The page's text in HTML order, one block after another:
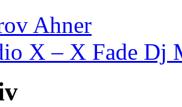
Ahner
X – X Fade Dj